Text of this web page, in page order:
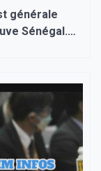
générale
Sénégal.